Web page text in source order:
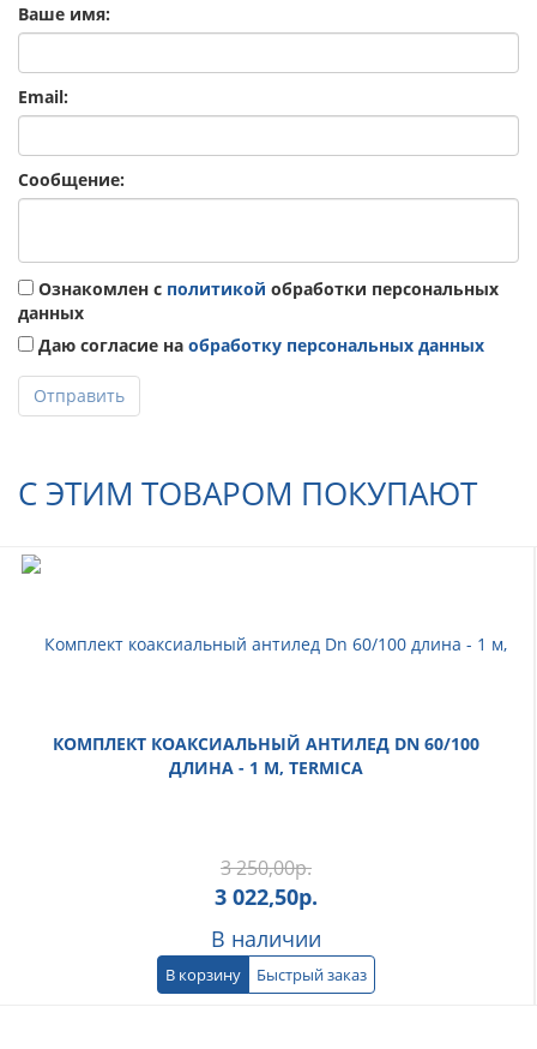
Ваше имя:
Email:
Сообщение:
Ознакомлен с политикой обработки персональных
данных
Даю согласие на обработку персональных данных
Отправить
С ЭТИМ ТОВАРОМ ПОКУПАЮТ
КОМПЛЕКТ КОАКСИАЛЬНЫЙ АНТИЛЕД DN 60/100
ДЛИНА - 1 М, TERMICA
3 250,00р.
3 022,50р.
В наличии
В корзину Быстрый заказ